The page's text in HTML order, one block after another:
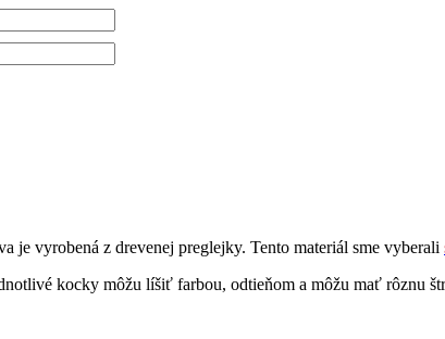
je vyrobená z drevenej preglejky. Tento materiál sme vyberali
kocky môžu líšiť farbou, odtieňom a môžu mať rôznu